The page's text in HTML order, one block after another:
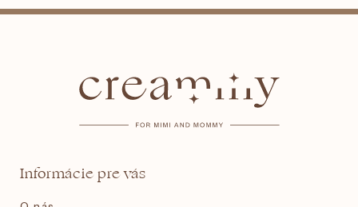
Informácie pre vás